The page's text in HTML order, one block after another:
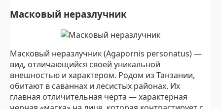
Масковый неразлучник
Масковый неразлучник (Agapornis personatus) —
вид, отличающийся своей уникальной
внешностью и характером. Родом из Танзании,
обитают в саваннах и лесистых районах. Их
главная отличительная черта — характерная